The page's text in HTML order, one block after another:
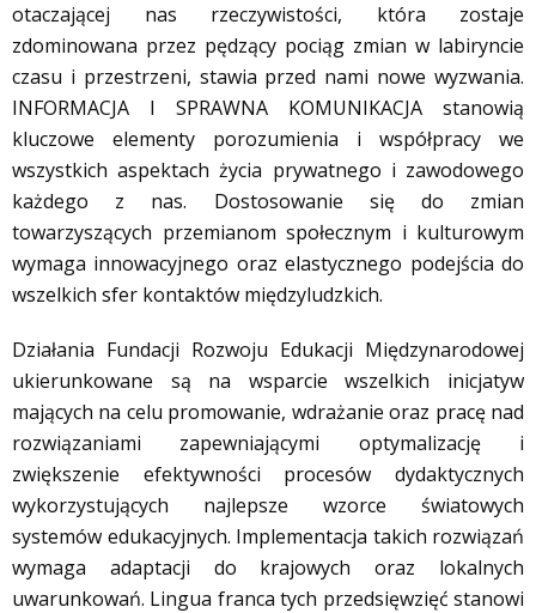
otaczającej nas rzeczywistości, która zostaje
zdominowana przez pędzący pociąg zmian w labiryncie
czasu i przestrzeni, stawia przed nami nowe wyzwania.
INFORMACJA I SPRAWNA KOMUNIKACJA stanowią
kluczowe elementy porozumienia i współpracy we
wszystkich aspektach życia prywatnego i zawodowego
każdego z nas. Dostosowanie się do zmian
towarzyszących przemianom społecznym i kulturowym
wymaga innowacyjnego oraz elastycznego podejścia do
wszelkich sfer kontaktów międzyludzkich.
Działania Fundacji Rozwoju Edukacji Międzynarodowej
ukierunkowane są na wsparcie wszelkich inicjatyw
mających na celu promowanie, wdrażanie oraz pracę nad
rozwiązaniami zapewniającymi optymalizację i
zwiększenie efektywności procesów dydaktycznych
wykorzystujących najlepsze wzorce światowych
systemów edukacyjnych. Implementacja takich rozwiązań
wymaga adaptacji do krajowych oraz lokalnych
uwarunkowań. Lingua franca tych przedsięwzięć stanowi